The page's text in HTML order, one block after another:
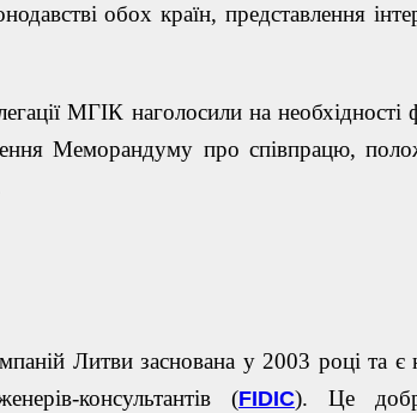
обох країн, представлення
МГІК наголосили на необхідності
Меморандуму про співпрацю,
Литви заснована у 2003 році та
консультантів (FIDIC). Це